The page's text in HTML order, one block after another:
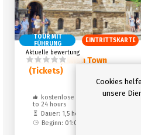
TOUR MIT
FÜHRUNG
EINTRITTSKARTE
Old and Jewish Town
(Tickets)
kostenlose Stornierung: up
to 24 hours
Dauer: 1,5 hours
Beginn: 01:00 p.m.
Aktuelle bewertung
Cookies
unsere